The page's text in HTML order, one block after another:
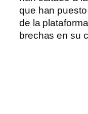
que han
de la
brechas en su